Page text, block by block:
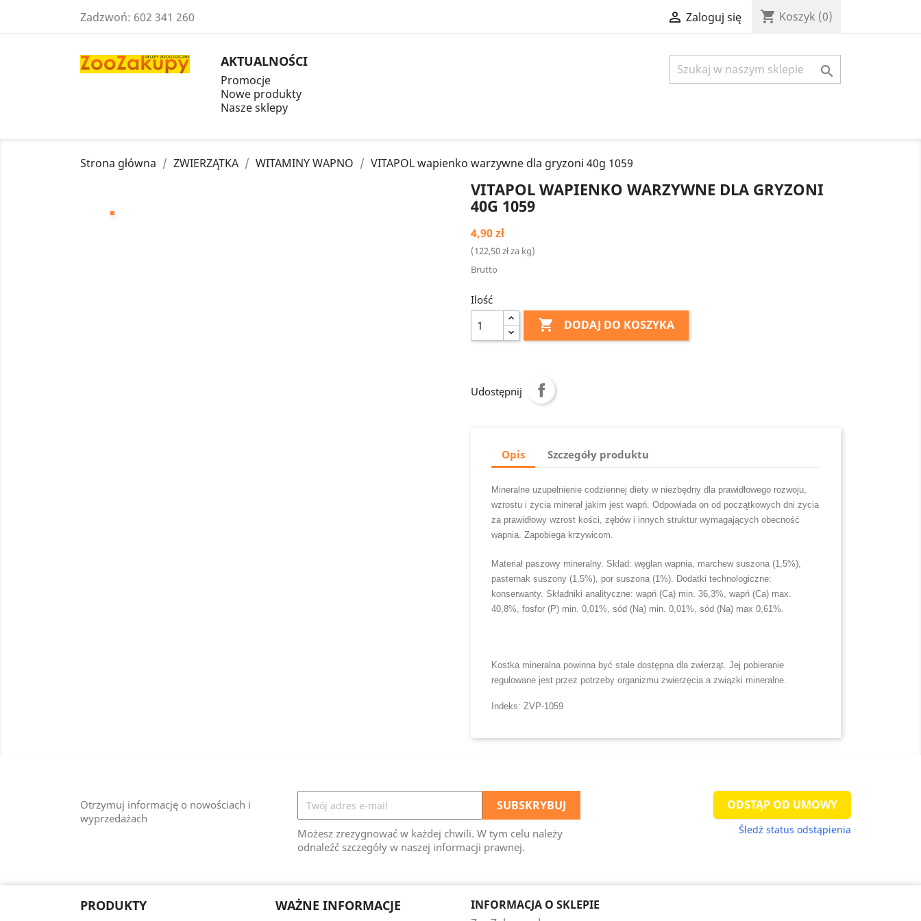
Zadzwoń: 602 341 260  Zaloguj się shopping_cart Koszyk (0)
AKTUALNOŚCI
Promocje
Nowe produkty
Nasze sklepy

Strona główna ZWIERZĄTKA WITAMINY WAPNO VITAPOL wapienko warzywne dla gryzoni 40g 1059
VITAPOL WAPIENKO WARZYWNE DLA GRYZONI
40G 1059
4,90 zł
(122,50 zł za kg)
Brutto
Ilość
 DODAJ DO KOSZYKA
Udostępnij
Opis Szczegóły produktu
Mineralne uzupełnienie codziennej diety w niezbędny dla prawidłowego rozwoju,
wzrostu i życia minerał jakim jest wapń. Odpowiada on od początkowych dni życia
za prawidłowy wzrost kości, zębów i innych struktur wymagających obecność
wapnia. Zapobiega krzywicom.
Materiał paszowy mineralny. Skład: węglan wapnia, marchew suszona (1,5%),
pasternak suszony (1,5%), por suszona (1%). Dodatki technologiczne:
konserwanty. Składniki analityczne: wapń (Ca) min. 36,3%, wapń (Ca) max.
40,8%, fosfor (P) min. 0,01%, sód (Na) min. 0,01%, sód (Na) max 0,61%.
Kostka mineralna powinna być stale dostępna dla zwierząt. Jej pobieranie
regulowane jest przez potrzeby organizmu zwierzęcia a związki mineralne.
Indeks: ZVP-1059
Otrzymuj informację o nowościach i
wyprzedażach
Możesz zrezygnować w każdej chwili. W tym celu należy
odnaleźć szczegóły w naszej informacji prawnej.
ODSTĄP OD UMOWY
Śledź status odstąpienia
PRODUKTY WAŻNE INFORMACJE
INFORMACJA O SKLEPIE